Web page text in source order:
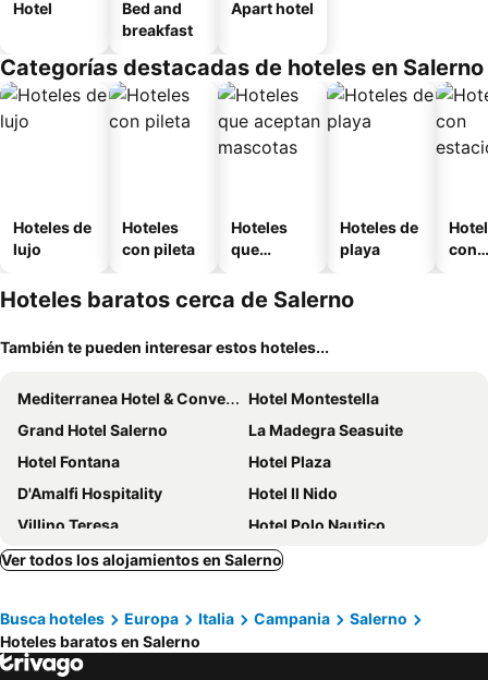
Hotel
Bed and
breakfast
Apart hotel
Categorías destacadas de hoteles en Salerno
Hoteles de
lujo
Hoteles
con pileta
Hoteles
que
mascotas
Hoteles de
playa
con
Hoteles baratos cerca de Salerno
También te pueden interesar estos hoteles...
Mediterranea Hotel & Convention Center
Hotel Montestella
Grand Hotel Salerno
La Madegra Seasuite
Hotel Fontana
Hotel Plaza
D'Amalfi Hospitality
Hotel Il Nido
Villino Teresa
Hotel Polo Nautico
Saint Joseph Resort
Residenza Eleonora
Kriò Suite
Palazzo Dogana Room&suite
Marchesa Lulu
Hotel Sole Splendid
Ver todos los alojamientos en Salerno
Busca hoteles Europa Italia Campania
Salerno
Hoteles baratos en Salerno